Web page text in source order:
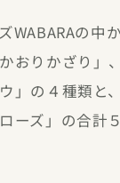
WABARAの中
おりかざり」
」の４種類と
ーズ」の合計